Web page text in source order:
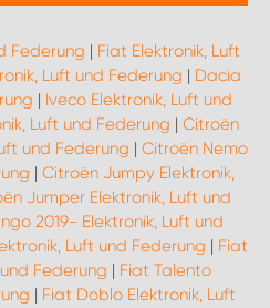
Federung | Fiat Elektronik, Luft
Luft und Federung | Dacia
| Iveco Elektronik, Luft und
Luft und Federung | Citroën
und Federung | Citroën Nemo
| Citroën Jumpy Elektronik,
Jumper Elektronik, Luft und
2019- Elektronik, Luft und
Luft und Federung | Fiat
Federung | Fiat Talento
| Fiat Doblo Elektronik, Luft